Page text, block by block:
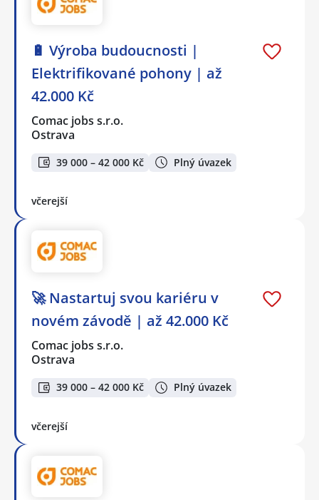
🔋 Výroba budoucnosti |
Elektrifikované pohony | až
42.000 Kč
Comac jobs s.r.o.
Ostrava
39 000 – 42 000 Kč Plný úvazek
včerejší
🚀 Nastartuj svou kariéru v
novém závodě | až 42.000 Kč
Comac jobs s.r.o.
Ostrava
39 000 – 42 000 Kč Plný úvazek
včerejší